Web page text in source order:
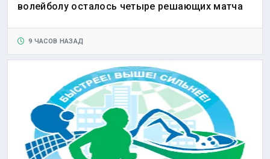
волейболу осталось четыре решающих матча
9 ЧАСОВ НАЗАД